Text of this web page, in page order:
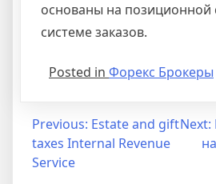
основаны на позиционной
системе заказов.
Posted in Форекс Брокеры
Post
navigation
Previous: Estate and gift
taxes Internal Revenue
Service
Next: